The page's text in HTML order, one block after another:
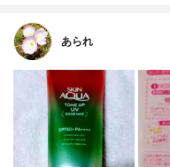
あられ